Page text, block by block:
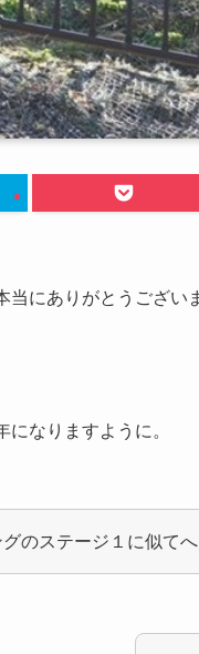
当にありがとうござい
なりますように。
のステージ１に似てへ